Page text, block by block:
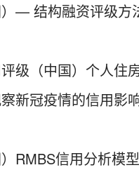
— 结构融资评级方
级（中国）个人住
新冠疫情的信用影
RMBS信用分析模型